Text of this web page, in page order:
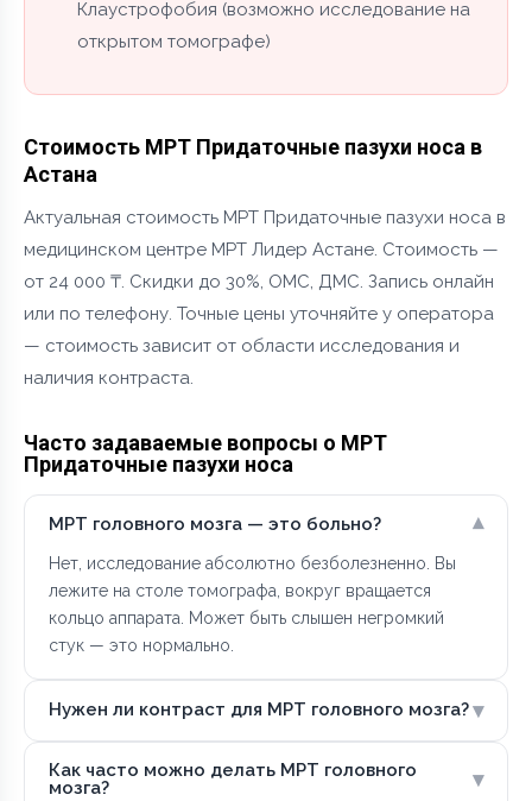
Клаустрофобия (возможно исследование на
открытом томографе)
Стоимость МРТ Придаточные пазухи носа в
Астана
Актуальная стоимость МРТ Придаточные пазухи носа в
медицинском центре МРТ Лидер Астане. Стоимость —
от 24 000 ₸. Скидки до 30%, ОМС, ДМС. Запись онлайн
или по телефону. Точные цены уточняйте у оператора
— стоимость зависит от области исследования и
наличия контраста.
Часто задаваемые вопросы о МРТ
Придаточные пазухи носа
МРТ головного мозга — это больно? ▾
Нет, исследование абсолютно безболезненно. Вы
лежите на столе томографа, вокруг вращается
кольцо аппарата. Может быть слышен негромкий
стук — это нормально.
Нужен ли контраст для МРТ головного мозга?▾
Как часто можно делать МРТ головного
мозга?
▾